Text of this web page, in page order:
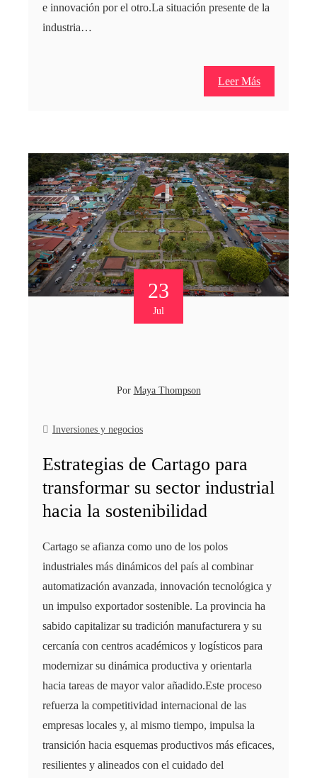
e innovación por el otro.La situación presente de la
industria…
Leer Más
23
Jul
Por Maya Thompson
Inversiones y negocios
Estrategias de Cartago para
transformar su sector industrial
hacia la sostenibilidad
Cartago se afianza como uno de los polos
industriales más dinámicos del país al combinar
automatización avanzada, innovación tecnológica y
un impulso exportador sostenible. La provincia ha
sabido capitalizar su tradición manufacturera y su
cercanía con centros académicos y logísticos para
modernizar su dinámica productiva y orientarla
hacia tareas de mayor valor añadido.Este proceso
refuerza la competitividad internacional de las
empresas locales y, al mismo tiempo, impulsa la
transición hacia esquemas productivos más eficaces,
resilientes y alineados con el cuidado del